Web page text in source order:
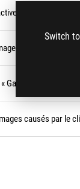
Switch
les effets festifs ?
causés par le
Bar »
causés par le